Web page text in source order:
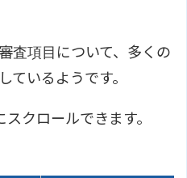
査項目について、多くの
ているようです。